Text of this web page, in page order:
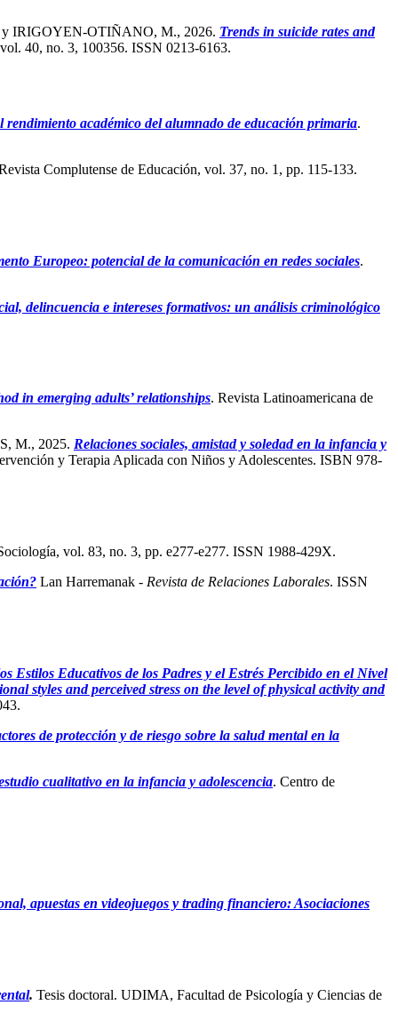
IRIGOYEN-OTIÑANO, M., 2026. Trends in suicide rates and
40, no. 3, 100356. ISSN 0213-6163.
académico del alumnado de educación primaria.
Complutense de Educación, vol. 37, no. 1, pp. 115-133.
Europeo: potencial de la comunicación en redes sociales.
delincuencia e intereses formativos: un análisis criminológico
in emerging adults’ relationships. Revista Latinoamericana de
M., 2025. Relaciones sociales, amistad y soledad en la infancia y
y Terapia Aplicada con Niños y Adolescentes. ISBN 978-
vol. 83, no. 3, pp. e277-e277. ISSN 1988-429X.
Lan Harremanak - Revista de Relaciones Laborales. ISSN
Estilos Educativos de los Padres y el Estrés Percibido en el Nivel
styles and perceived stress on the level of physical activity and
de protección y de riesgo sobre la salud mental en la
cualitativo en la infancia y adolescencia. Centro de
apuestas en videojuegos y trading financiero: Asociaciones
. Tesis doctoral. UDIMA, Facultad de Psicología y Ciencias de